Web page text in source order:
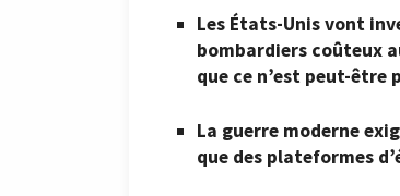
Les États-Unis vont
bombardiers coûteux
que ce n’est peut-
La guerre moderne
que des plateformes